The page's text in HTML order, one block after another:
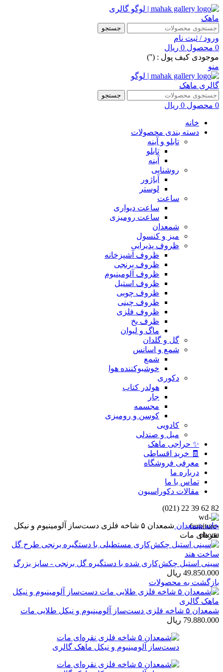
جستجو
ورود / ثبت نام
0 محصول 0 ریال
موجودی کیف پول : ('')
منو
جستجو
0 محصول 0 ریال
خانه
دسته بندی محصولات
تابلو و آینه
تابلو
آینه
روشنایی
آباژور
لوستر
ساعت
ساعت دیواری
ساعت رومیزی
شمعدان
میز و کنسول
ظروف پذیرایی
ظروف آشپزخانه
ظروف برنجی
ظروف آلومینیوم
ظروف استیل
ظروف چوبی
ظروف چینی
ظروف فلزی
ظرف یخ
ماگ و لیوان
گل و گلدان
شمع و اسانس
شمع
خوشبوکننده هوا
دکوری
هولدر کتاب
جار
مجسمه
کوسن و رومیزی
کادویی
مبل و صندلی
✨ حراجی ماهک
🧾 خرید اقساطی
معرفی فروشگاه
درباره ما
تماس با ما
مقالات دکوراسیون
82 62 39 22 (021)
خانهشمعدان
شمعدان ۵ شاخه فلزی دست‌ساز آلومینیوم و نیکل
نقره‌ای مات
سینی استیل چکش‌کاری شده با دستگیره گل برنجی - سایز بزرگ
49.850.000 ریال
بازگشت به محصولات
شمعدان ۵ شاخه فلزی دست‌ساز آلومینیوم و نیکل طلایی مات
79.880.000 ریال